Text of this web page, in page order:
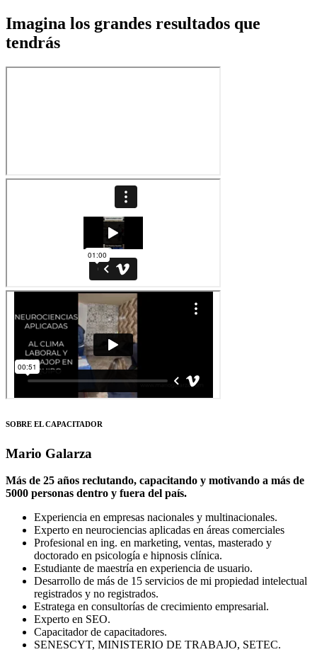
Imagina los grandes resultados que
tendrás
SOBRE EL CAPACITADOR
Mario Galarza
Más de 25 años reclutando, capacitando y motivando a más de
5000 personas dentro y fuera del país.
Experiencia en empresas nacionales y multinacionales.
Experto en neurociencias aplicadas en áreas comerciales
Profesional en ing. en marketing, ventas, masterado y
doctorado en psicología e hipnosis clínica.
Estudiante de maestría en experiencia de usuario.
Desarrollo de más de 15 servicios de mi propiedad intelectual
registrados y no registrados.
Estratega en consultorías de crecimiento empresarial.
Experto en SEO.
Capacitador de capacitadores.
SENESCYT, MINISTERIO DE TRABAJO, SETEC.